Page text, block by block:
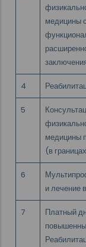
медицины
4
5
медицины
(в
6
и лечение
7
Платный